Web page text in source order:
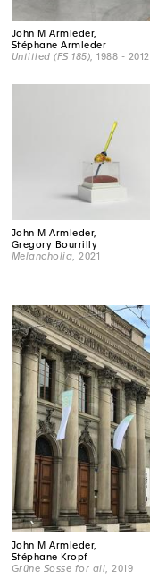
John M Armleder,
Stéphane Armleder
Untitled (FS 185) , 1988 - 2012
John M Armleder,
Gregory Bourrilly
Melancholia, 2021
John M Armleder,
Stéphane Kropf
Grüne Sosse for all , 2019